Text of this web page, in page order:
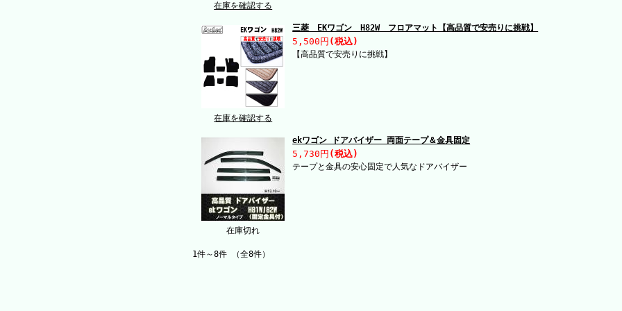
在庫を確認する
在庫を確認する
三菱 EKワゴン H82W フロアマット【高品質で安売りに挑戦】
5,500円 (税込)
【高品質で安売りに挑戦】
在庫切れ
ekワゴン ドアバイザー 両面テープ＆金具固定
5,730円 (税込)
テープと金具の安心固定で人気なドアバイザー
1件～8件 （全8件）